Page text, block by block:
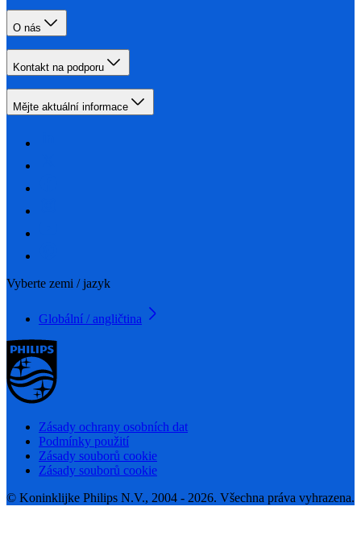
O nás
Kontakt na podporu
Mějte aktuální informace
Vyberte zemi / jazyk
Globální / angličtina
Zásady ochrany osobních dat
Podmínky použití
Zásady souborů cookie
Zásady souborů cookie
© Koninklijke Philips N.V., 2004 - 2026. Všechna práva vyhrazena.